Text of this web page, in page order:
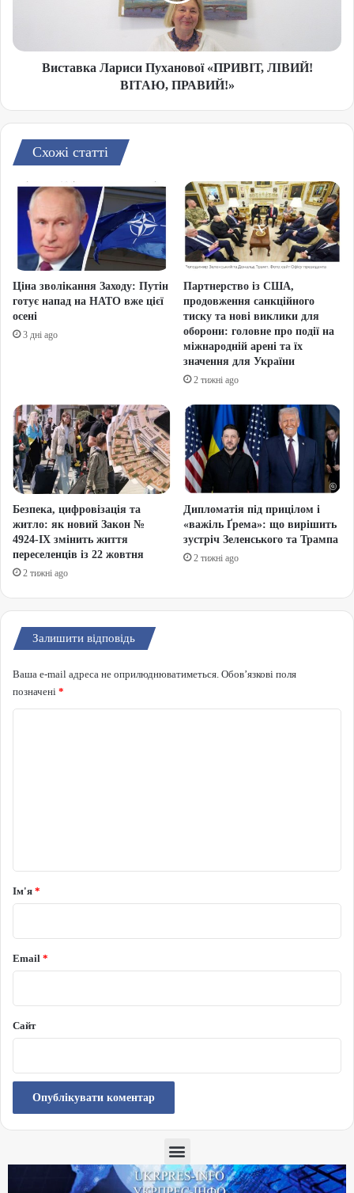
Виставка Лариси Пуханової «ПРИВІТ, ЛІВИЙ!
ВІТАЮ, ПРАВИЙ!»
Схожі статті
Ціна зволікання Заходу: Путін
готує напад на НАТО вже цієї
осені
3 дні ago
Партнерство із США,
продовження санкційного
тиску та нові виклики для
оборони: головне про події на
міжнародній арені та їх
значення для України
2 тижні ago
Безпека, цифровізація та
житло: як новий Закон №
4924-IX змінить життя
переселенців із 22 жовтня
2 тижні ago
Дипломатія під прицілом і
«важіль Ґрема»: що вирішить
зустріч Зеленського та Трампа
2 тижні ago
Залишити відповідь
Ваша e-mail адреса не оприлюднюватиметься. Обов’язкові поля
позначені *
Ім'я *
Email *
Сайт